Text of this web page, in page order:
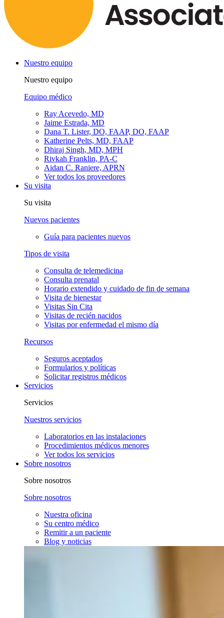
Nuestro equipo
Nuestro equipo
Equipo médico
Ray Acevedo, MD
Jaime Estrada, MD
Dana T. Lister, DO, FAAP, DO, FAAP
Katherine Pelts, MD, FAAP
Dhiraj Singh, MD, MPH
Rivkah Franklin, PA-C
Aidan C. Raniere, APRN
Ver todos los proveedores
Su visita
Su visita
Nuevos pacientes
Guía para pacientes nuevos
Tipos de visita
Consulta de telemedicina
Consulta prenatal
Horario extendido y cuidado de fin de semana
Visita de bienestar
Visitas Sin Cita
Visitas de recién nacidos
Visitas por enfermedad el mismo día
Recursos
Seguros aceptados
Formularios y políticas
Solicitar registros médicos
Servicios
Servicios
Nuestros servicios
Laboratorios en las instalaciones
Procedimientos médicos menores
Ver todos los servicios
Sobre nosotros
Sobre nosotros
Sobre nosotros
Nuestra oficina
Su centro médico
Remitir a un paciente
Blog y noticias